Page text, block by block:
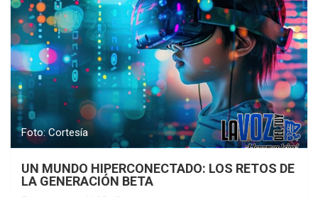
Foto: Cortesía
UN MUNDO HIPERCONECTADO: LOS RETOS DE
LA GENERACIÓN BETA